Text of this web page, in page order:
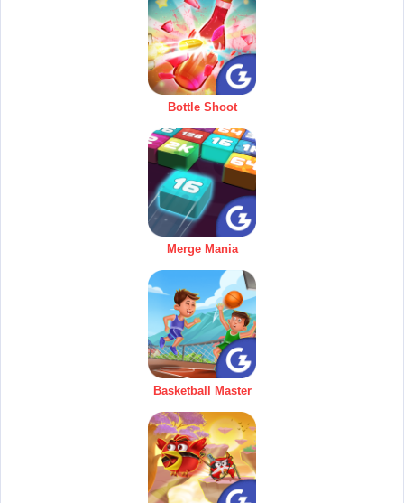
Bottle Shoot
Merge Mania
Basketball Master